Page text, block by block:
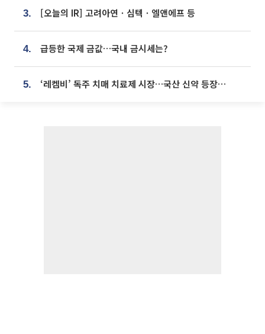
3. [오늘의 IR] 고려아연ㆍ심텍ㆍ엘앤에프 등
4. 급등한 국제 금값…국내 금시세는?
5. ‘레켐비’ 독주 치매 치료제 시장…국산 신약 등장하나